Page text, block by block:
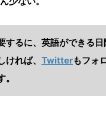
するに、英語ができる
ければ、 Twitterもフォ
。